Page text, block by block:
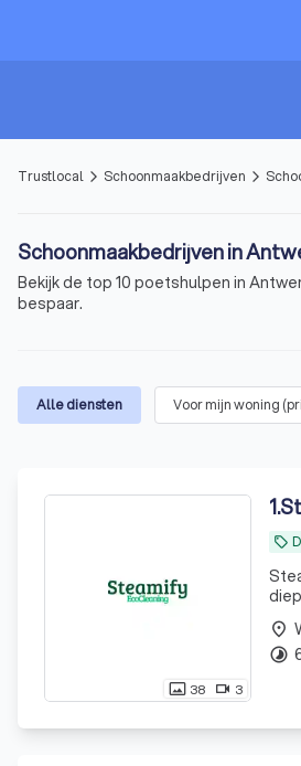
Trustlocal arrow_forward_ios Schoonmaakbedrijven arrow_forward_ios
Schoonmaakbedrijven in
Bekijk de top 10 poetshulpen in
bespaar.
Alle diensten Voor mijn woning
photo_size_select_actual 38 videocam 3
1.
local_offer
place
timelapse